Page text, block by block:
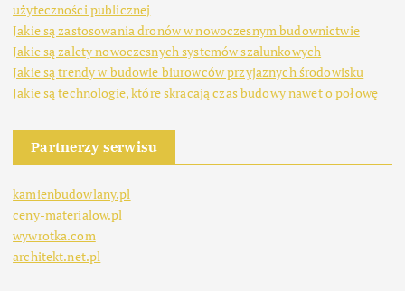
użyteczności publicznej
Jakie są zastosowania dronów w nowoczesnym budownictwie
Jakie są zalety nowoczesnych systemów szalunkowych
Jakie są trendy w budowie biurowców przyjaznych środowisku
Jakie są technologie, które skracają czas budowy nawet o połowę
Partnerzy serwisu
kamienbudowlany.pl
ceny-materialow.pl
wywrotka.com
architekt.net.pl